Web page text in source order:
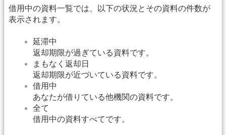
借用中の資料一覧では、以下の状況とその資料の件数が
表示されます。
延滞中
返却期限が過ぎている資料です。
まもなく返却日
返却期限が近づいている資料です。
借用中
あなたが借りている他機関の資料です。
全て
借用中の資料すべてです。